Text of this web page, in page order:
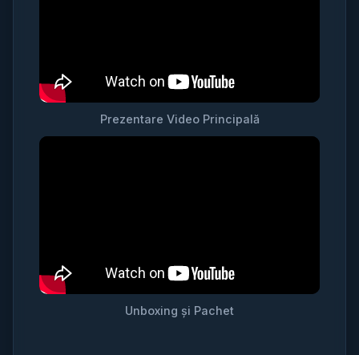
Prezentare Video Principală
Unboxing și Pachet